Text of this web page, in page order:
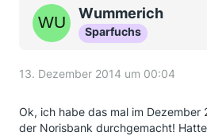
Wummerich
Sparfuchs
13. Dezember 2014 um 00:04
Ok, ich habe das mal im Dezember
der Norisbank durchgemacht!